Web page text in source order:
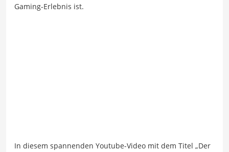
Gaming-Erlebnis ist.
In diesem spannenden Youtube-Video mit dem Titel „Der